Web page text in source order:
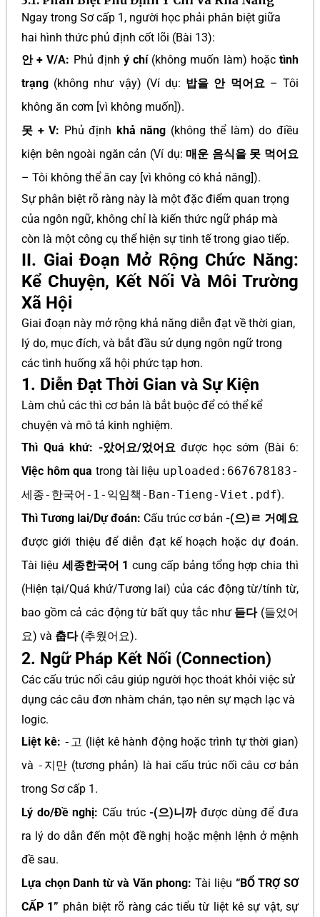
Ngay trong Sơ cấp 1, người học phải phân biệt giữa
hai hình thức phủ định cốt lõi (Bài 13):
안 + V/A: Phủ định ý chí(không muốn làm) hoặctình
trạng (không như vậy) (Ví dụ: 밥을 안 먹어요 – Tôi
không ăn cơm [vì không muốn]).
못 + V: Phủ định khả năng (không thể làm) do điều
kiện bên ngoài ngăn cản (Ví dụ: 매운 음식을 못 먹어요
– Tôi không thể ăn cay [vì không có khả năng]).
Sự phân biệt rõ ràng này là một đặc điểm quan trọng
của ngôn ngữ, không chỉ là kiến thức ngữ pháp mà
còn là một công cụ thể hiện sự tinh tế trong giao tiếp.
II. Giai Đoạn Mở Rộng Chức Năng:
Kể Chuyện, Kết Nối Và Môi Trường
Xã Hội
Giai đoạn này mở rộng khả năng diễn đạt về thời gian,
lý do, mục đích, và bắt đầu sử dụng ngôn ngữ trong
các tình huống xã hội phức tạp hơn.
1. Diễn Đạt Thời Gian và Sự Kiện
Làm chủ các thì cơ bản là bắt buộc để có thể kể
chuyện và mô tả kinh nghiệm.
Thì Quá khứ: -았어요/었어요 được học sớm (Bài 6:
Việc hôm qua trong tài liệu uploaded:667678183-
세종-한국어-1-익임책-Ban-Tieng-Viet.pdf).
Thì Tương lai/Dự đoán: Cấu trúc cơ bản -(으)ㄹ 거예요
được giới thiệu để diễn đạt kế hoạch hoặc dự đoán.
Tài liệu 세종한국어 1 cung cấp bảng tổng hợp chia thì
(Hiện tại/Quá khứ/Tương lai) của các động từ/tính từ,
bao gồm cả các động từ bất quy tắc như 듣다(들었어
요) và 춥다(추웠어요).
2. Ngữ Pháp Kết Nối (Connection)
Các cấu trúc nối câu giúp người học thoát khỏi việc sử
dụng các câu đơn nhàm chán, tạo nên sự mạch lạc và
logic.
Liệt kê: -고 (liệt kê hành động hoặc trình tự thời gian)
và -지만 (tương phản) là hai cấu trúc nối câu cơ bản
trong Sơ cấp 1.
Lý do/Đề nghị: Cấu trúc-(으)니까được dùng để đưa
ra lý do dẫn đến một đề nghị hoặc mệnh lệnh ở mệnh
đề sau.
Lựa chọn Danh từ và Văn phong: Tài liệu “BỔ TRỢ SƠ
CẤP 1” phân biệt rõ ràng các tiểu từ liệt kê sự vật, sự